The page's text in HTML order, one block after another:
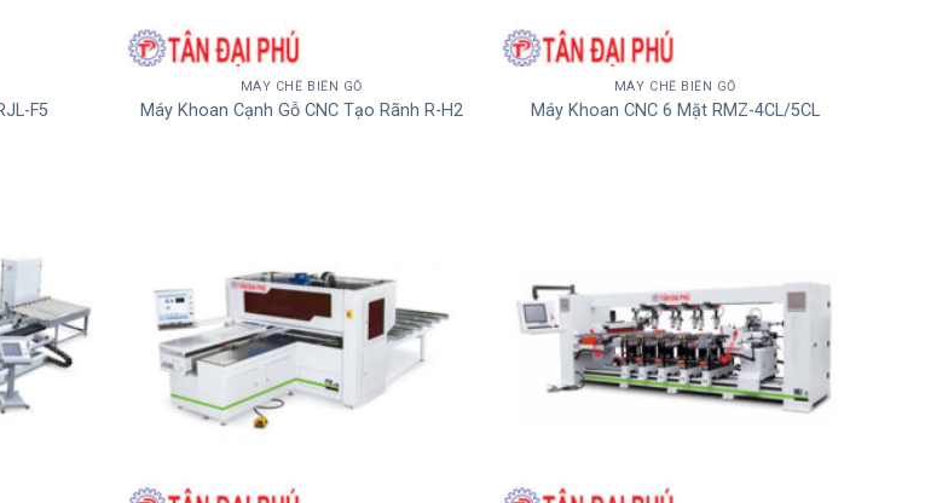
F5
MÁY CHẾ BIẾN GỖ
Máy Khoan Cạnh Gỗ CNC Tạo Rãnh R-H2
MÁY CHẾ BIẾN GỖ
Máy Khoan CNC 6 Mặt RMZ-4CL/5CL